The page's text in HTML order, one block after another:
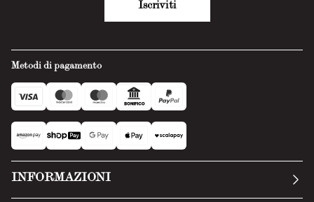
Metodi di pagamento
INFORMAZIONI
Iscriviti